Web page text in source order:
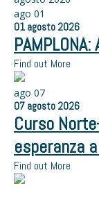
ago 01
01 agosto 2026
PAMPLONA:
Find out More
ago 07
07 agosto 2026
Curso
esperanza
Find out More